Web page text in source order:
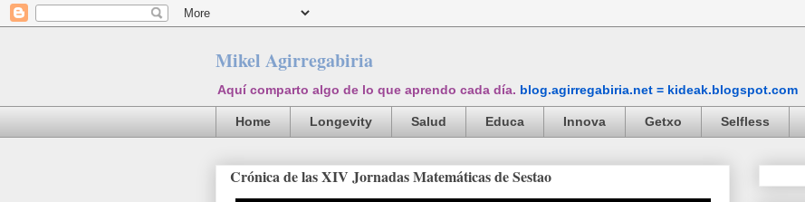
Mikel Agirregabiria
Aquí comparto algo de lo que aprendo cada día. blog.agirregabiria.net = kideak.blogspot.com
Home Longevity Salud Educa Innova Getxo Selfless
Crónica de las XIV Jornadas Matemáticas de Sestao